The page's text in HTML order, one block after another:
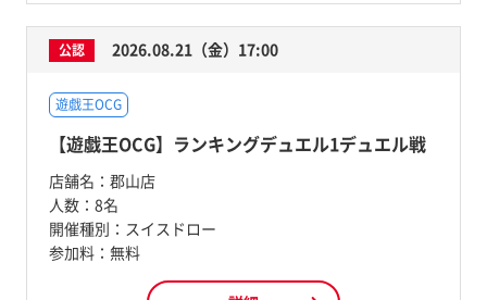
公認 2026.08.21（金）17:00
遊戯王OCG
【遊戯王OCG】ランキングデュエル1デュエル戦
店舗名： 郡山店
人数： 8名
開催種別： スイスドロー
参加料： 無料